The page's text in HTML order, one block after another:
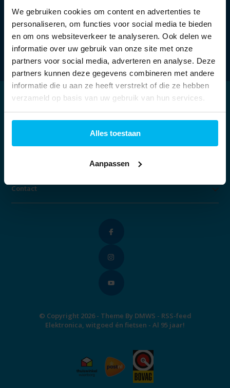
We gebruiken cookies om content en advertenties te
personaliseren, om functies voor social media te bieden
en om ons websiteverkeer te analyseren. Ook delen we
informatie over uw gebruik van onze site met onze
partners voor social media, adverteren en analyse. Deze
partners kunnen deze gegevens combineren met andere
informatie die u aan ze heeft verstrekt of die ze hebben
verzameld op basis van uw gebruik van hun services.
Alles toestaan
Aanpassen
Klantenservice
Contact
© Copyright 2026 - Theme By DMWS - RSS-feed
Elektronica, witgoed én fietsen - Al 95 jaar!